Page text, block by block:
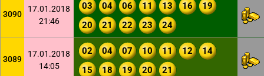
3090
17.01.2018
21:46
03 04 06 11 13 16
19
20
21 22 23 24
3089
17.01.2018
14:05
02 04 07 10 11 12
14
15
18 19 20 21